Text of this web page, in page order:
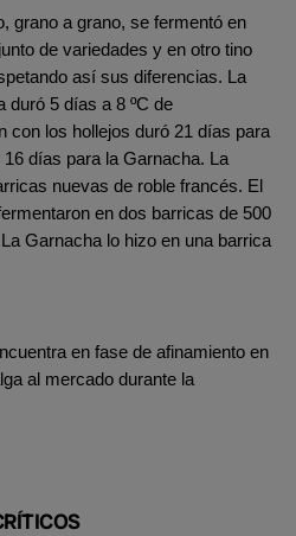
grano a grano, se fermentó en
de variedades y en otro tino
así sus diferencias. La
duró 5 días a 8 ºC de
con los hollejos duró 21 días para
días para la Garnacha. La
nuevas de roble francés. El
en dos barricas de 500
Garnacha lo hizo en una barrica
en fase de afinamiento en
al mercado durante la